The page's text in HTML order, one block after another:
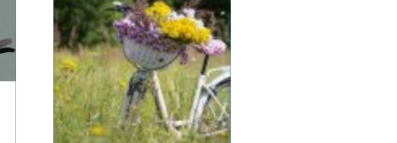
tvivl verdens mest
prestigefyldte cykelløb
og tiltrækker millio...